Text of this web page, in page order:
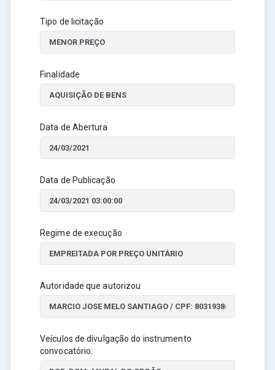
Tipo de licitação
Finalidade
Data de Abertura
Data de Publicação
Regime de execução
Autoridade que autorizou
Veículos de divulgação do instrumento
convocatório: